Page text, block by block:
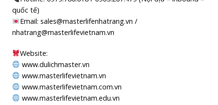
quốc tế)
Email: sales@masterlifenhatrang.vn /
nhatrang@masterlifevietnam.vn
Website:
www.dulichmaster.vn
www.masterlifevietnam.vn
www.masterlifevietnam.com.vn
www.masterlifevietnam.edu.vn